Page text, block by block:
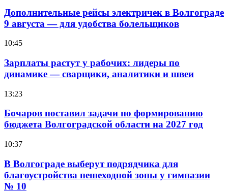
Дополнительные рейсы электричек в Волгограде
9 августа — для удобства болельщиков
10:45
Зарплаты растут у рабочих: лидеры по
динамике — сварщики, аналитики и швеи
13:23
Бочаров поставил задачи по формированию
бюджета Волгоградской области на 2027 год
10:37
В Волгограде выберут подрядчика для
благоустройства пешеходной зоны у гимназии
№ 10